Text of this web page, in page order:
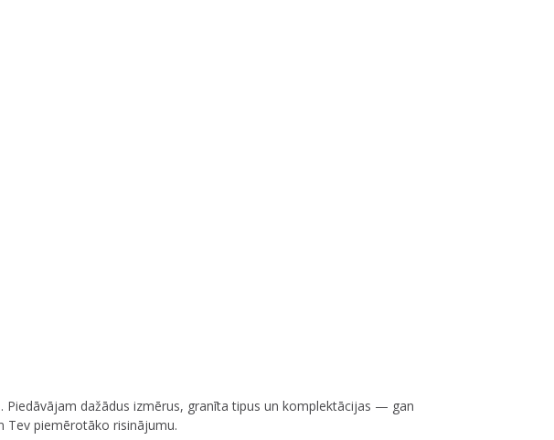
dažādus izmērus, granīta tipus un komplektācijas — gan
Tev piemērotāko risinājumu.